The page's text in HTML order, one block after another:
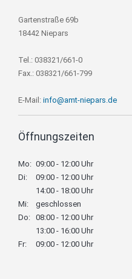
Gartenstraße 69b
18442 Niepars
Tel.: 038321/661-0
Fax.: 038321/661-799
E-Mail: info@amt-niepars.de
Öffnungszeiten
Mo: 09:00 - 12:00 Uhr
Di:
09:00 - 12:00 Uhr
14:00 - 18:00 Uhr
Mi:
geschlossen
Do: 08:00 - 12:00 Uhr
13:00 - 16:00 Uhr
Fr:
09:00 - 12:00 Uhr